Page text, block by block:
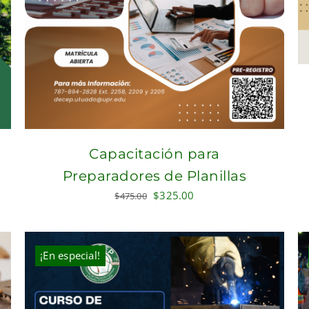
Capacitación para
Preparadores de Planillas
$475.00 Original
was:
$475.00.
$325.00
is:
$325.00.
¡En especial!